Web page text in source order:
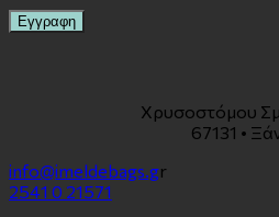
Χρυσοστόμου
67131 •
info@imeldebags.gr
2541 0 21571